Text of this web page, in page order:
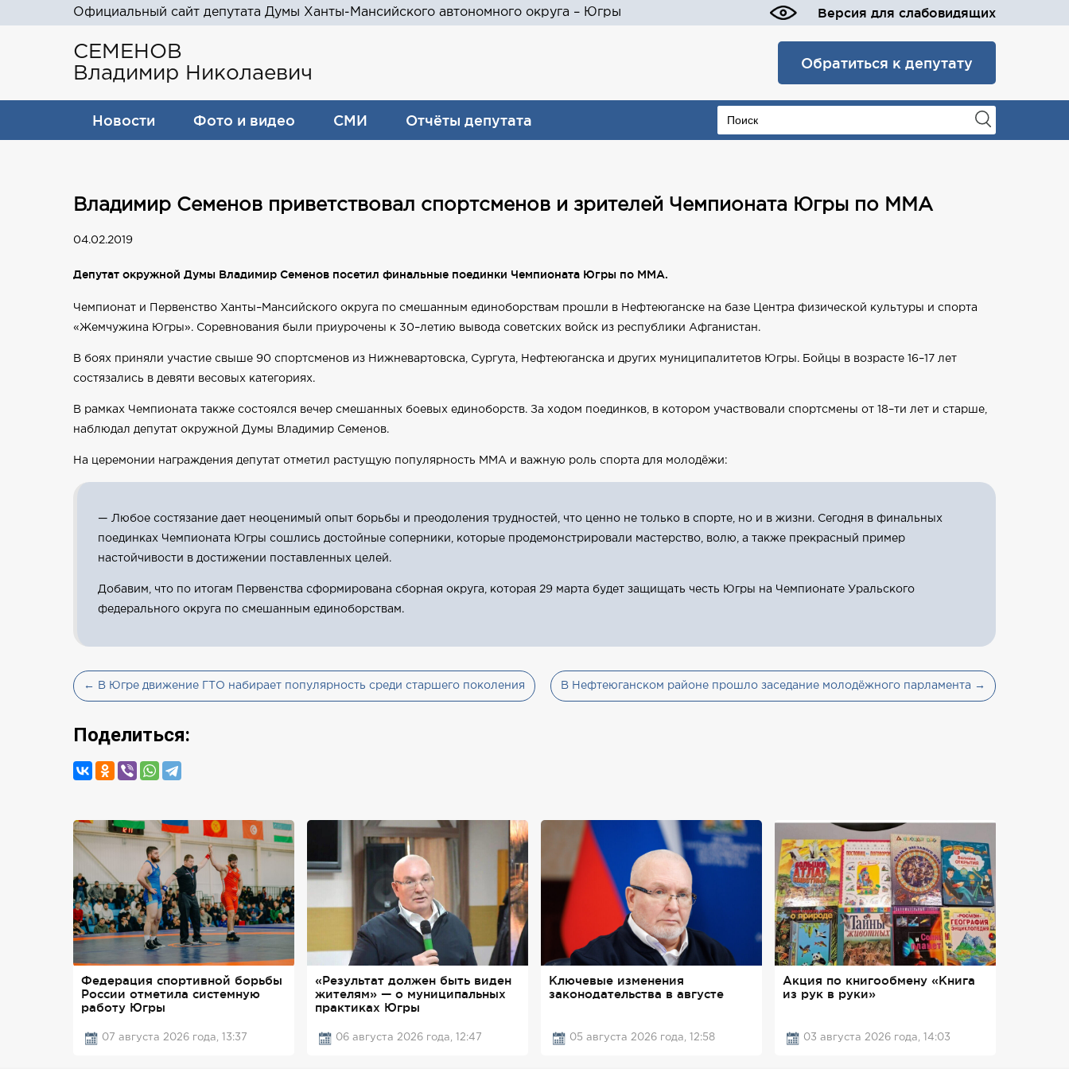
Официальный сайт депутата Думы Ханты-Мансийского автономного округа – Югры Версия для слабовидящих
СЕМЕНОВ
Владимир Николаевич
Обратиться к депутату
Новости Фото и видео СМИ Отчёты депутата
Владимир Семенов приветствовал спортсменов и зрителей Чемпионата Югры по ММА
04.02.2019
Депутат окружной Думы Владимир Семенов посетил финальные поединки Чемпионата Югры по ММА.
Чемпионат и Первенство Ханты–Мансийского округа по смешанным единоборствам прошли в Нефтеюганске на базе Центра физической культуры и спорта
«Жемчужина Югры». Соревнования были приурочены к 30–летию вывода советских войск из республики Афганистан.
В боях приняли участие свыше 90 спортсменов из Нижневартовска, Сургута, Нефтеюганска и других муниципалитетов Югры. Бойцы в возрасте 16–17 лет
состязались в девяти весовых категориях.
В рамках Чемпионата также состоялся вечер смешанных боевых единоборств. За ходом поединков, в котором участвовали спортсмены от 18–ти лет и старше,
наблюдал депутат окружной Думы Владимир Семенов.
На церемонии награждения депутат отметил растущую популярность ММА и важную роль спорта для молодёжи:
— Любое состязание дает неоценимый опыт борьбы и преодоления трудностей, что ценно не только в спорте, но и в жизни. Сегодня в финальных
поединках Чемпионата Югры сошлись достойные соперники, которые продемонстрировали мастерство, волю, а также прекрасный пример
настойчивости в достижении поставленных целей.
Добавим, что по итогам Первенства сформирована сборная округа, которая 29 марта будет защищать честь Югры на Чемпионате Уральского
федерального округа по смешанным единоборствам.
← В Югре движение ГТО набирает популярность среди старшего поколения В Нефтеюганском районе прошло заседание молодёжного парламента →
Поделиться:
Федерация спортивной борьбы
России отметила системную
работу Югры
07 августа 2026 года, 13:37
«Результат должен быть виден
жителям» — о муниципальных
практиках Югры
06 августа 2026 года, 12:47
Ключевые изменения
законодательства в августе
05 августа 2026 года, 12:58
Акция по книгообмену «Книга
из рук в руки»
03 августа 2026 года, 14:03